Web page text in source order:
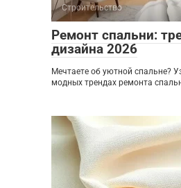
Строительство
Ремонт спальни:
дизайна 2026
Мечтаете об уютной спальне?
модных трендах ремонта